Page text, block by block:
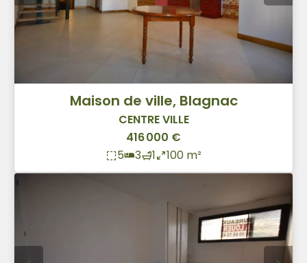
Maison de ville, Blagnac
CENTRE VILLE
416 000 €
5
3 1 100 m²